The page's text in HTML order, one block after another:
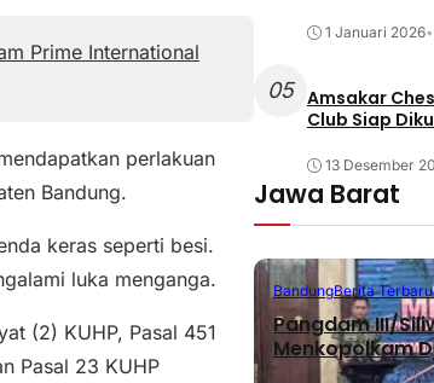
Prime International
perlakuan
Bandung.
keras seperti besi.
luka menganga.
(2) KUHP, Pasal 451
Pasal 23 KUHP
1 Januari 2026•
05 Amsakar
Club Siap
13 Desember
Jawa Barat
BandungBerita Terbaru
Pangdam III/
Menkopolkam